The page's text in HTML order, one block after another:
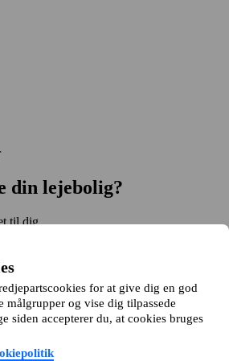
for at give dig en god
målgrupper og vise dig tilpassede
siden accepterer du, at cookies bruges
din lejebolig?
til dig
Log ind